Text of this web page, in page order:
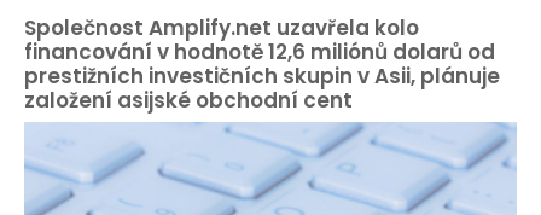
Společnost Amplify.net uzavřela kolo
financování v hodnotě 12,6 miliónů dolarů od
prestižních investičních skupin v Asii, plánuje
založení asijské obchodní cent